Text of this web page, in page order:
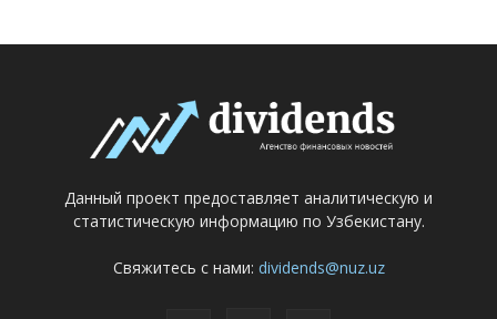
Данный проект предоставляет аналитическую и
статистическую информацию по Узбекистану.
Свяжитесь с нами: dividends@nuz.uz